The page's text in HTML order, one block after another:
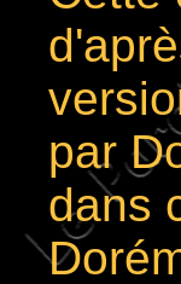
par
dans